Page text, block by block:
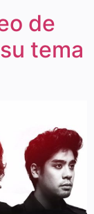
de
tema